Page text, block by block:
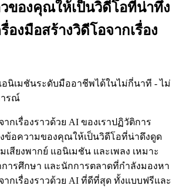
วของคุณให้เป็นวิดีโอที่น่าทึ่ง
องมือสร้างวิดีโอจากเรื่อง
อนิเมชันระดับมืออาชีพได้ในไม่กี่นาที - ไม่
ารณ์
กเรื่องราวด้วย AI ของเราปฏิวัติการ
ข้อความของคุณให้เป็นวิดีโอที่น่าดึงดูด
สียงพากย์ แอนิเมชัน และเพลง เหมาะ
การศึกษา และนักการตลาดที่กำลังมองหา
ากเรื่องราวด้วย AI ที่ดีที่สุด ทั้งแบบฟรีและ